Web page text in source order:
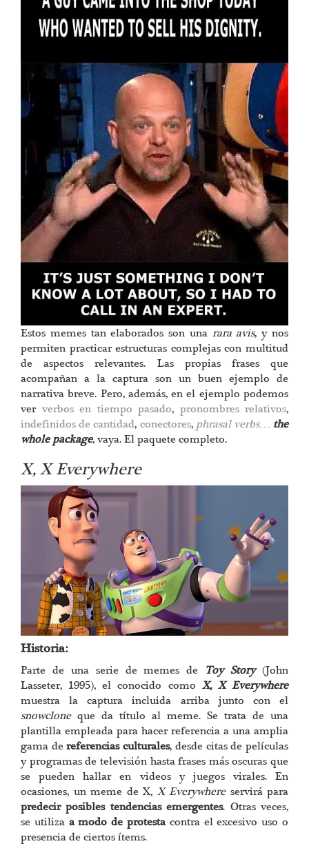
Estos memes tan elaborados son una rara avis, y nos
permiten practicar estructuras complejas con multitud
de aspectos relevantes. Las propias frases que
acompañan a la captura son un buen ejemplo de
narrativa breve. Pero, además, en el ejemplo podemos
ver verbos en tiempo pasado, pronombres relativos,
indefinidos de cantidad, conectores, phrasal verbs… the
whole package, vaya. El paquete completo.
X, X Everywhere
Historia:
Parte de una serie de memes de Toy Story(John
Lasseter, 1995), el conocido como X, X Everywhere
muestra la captura incluida arriba junto con el
snowcloneque da título al meme. Se trata de una
plantilla empleada para hacer referencia a una amplia
gama dereferencias culturales, desde citas de películas
y programas de televisión hasta frases más oscuras que
se pueden hallar en videos y juegos virales. En
ocasiones, un meme de X, X Everywhereservirá para
predecir posibles tendencias emergentes. Otras veces,
se utiliza a modo de protestacontra el excesivo uso o
presencia de ciertos ítems.